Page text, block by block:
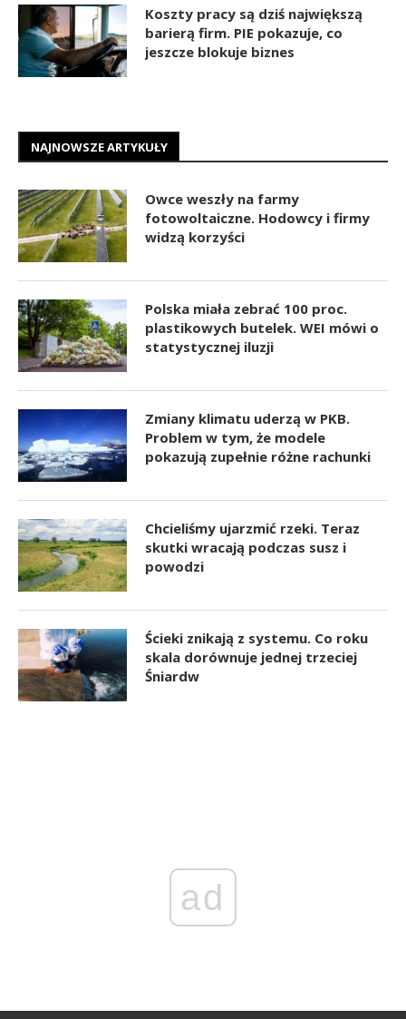
Koszty pracy są dziś największą
barierą firm. PIE pokazuje, co
jeszcze blokuje biznes
NAJNOWSZE ARTYKUŁY
Owce weszły na farmy
fotowoltaiczne. Hodowcy i firmy
widzą korzyści
Polska miała zebrać 100 proc.
plastikowych butelek. WEI mówi o
statystycznej iluzji
Zmiany klimatu uderzą w PKB.
Problem w tym, że modele
pokazują zupełnie różne rachunki
Chcieliśmy ujarzmić rzeki. Teraz
skutki wracają podczas susz i
powodzi
Ścieki znikają z systemu. Co roku
skala dorównuje jednej trzeciej
Śniardw
ad